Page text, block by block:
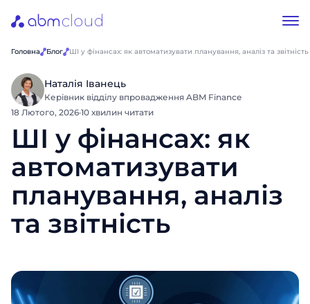
Головна Блог ШІ у фінансах: як автоматизувати планування, аналіз та звітність
Наталія Іванець
Керівник відділу впровадження ABM Finance
18 Лютого, 2026·10 хвилин читати
ШІ у фінансах: як
автоматизувати
планування, аналіз
та звітність